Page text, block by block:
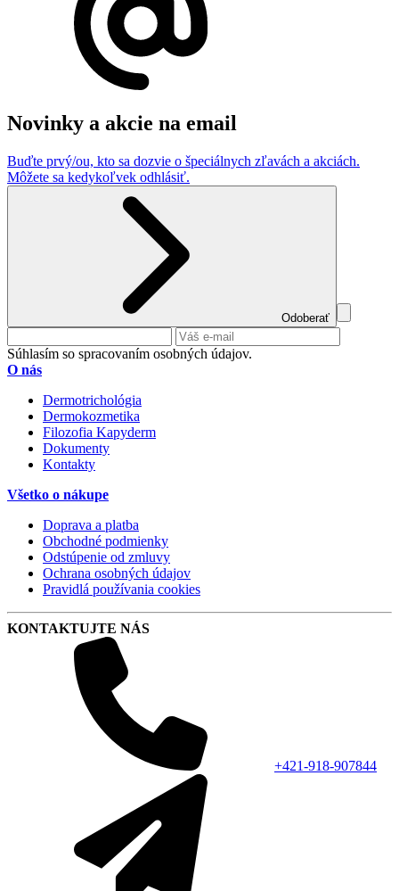
Novinky a akcie na email
Buďte prvý/ou, kto sa dozvie o špeciálnych zľavách a akciách.
Môžete sa kedykoľvek odhlásiť.
Odoberať
Súhlasím so spracovaním osobných údajov.
O nás
Dermotrichológia
Dermokozmetika
Filozofia Kapyderm
Dokumenty
Kontakty
Všetko o nákupe
Doprava a platba
Obchodné podmienky
Odstúpenie od zmluvy
Ochrana osobných údajov
Pravidlá používania cookies
KONTAKTUJTE NÁS
+421-918-907844